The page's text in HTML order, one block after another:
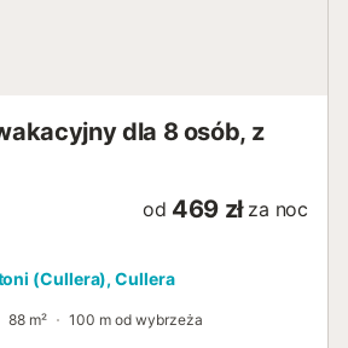
dla 8 osób, z
od 469 zł za noc
(Cullera), Cullera
88 m² 100 m od wybrzeża